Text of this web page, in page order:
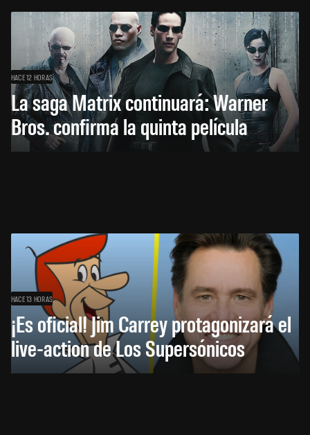
HACE 12 HORAS
La saga Matrix continuará: Warner
Bros. confirma la quinta película
HACE 13 HORAS
¡Es oficial! Jim Carrey protagonizará el
live-action de Los Supersónicos